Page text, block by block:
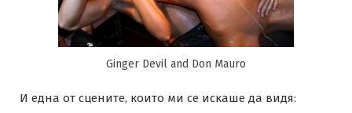
Ginger Devil and Don Mauro
И една от сцените, които ми се искаше да видя: